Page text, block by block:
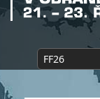
FF26